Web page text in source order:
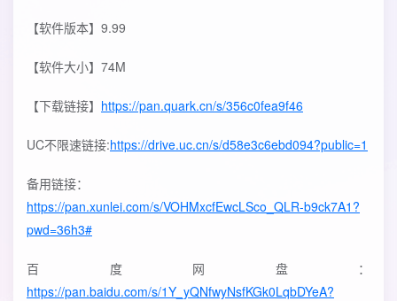
【软件版本】9.99
【软件大小】74M
【下载链接】 https://pan.quark.cn/s/356c0fea9f46
UC不限速链接:https://drive.uc.cn/s/d58e3c6ebd094?public=1
备用链接：
https://pan.xunlei.com/s/VOHMxcfEwcLSco_QLR-b9ck7A1?
pwd=36h3#
百度网盘：
https://pan.baidu.com/s/1Y_yQNfwyNsfKGk0LqbDYeA?